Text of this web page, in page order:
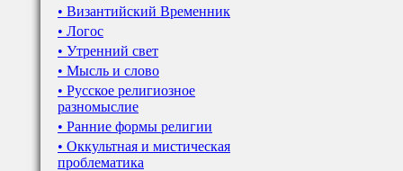
• Византийский Временник
• Логос
• Утренний свет
• Мысль и слово
• Русское религиозное
разномыслие
• Ранние формы религии
• Оккультная и мистическая
проблематика